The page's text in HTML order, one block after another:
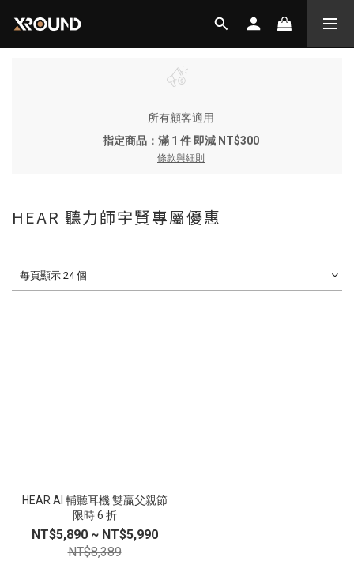
所有顧客適用
指定商品：滿 1 件 即減 NT$300
條款與細則
HEAR 聽力師宇賢專屬優惠
每頁顯示 24 個
HEAR AI 輔聽耳機 雙贏父親節
限時 6 折
NT$5,890 ~ NT$5,990
NT$8,389